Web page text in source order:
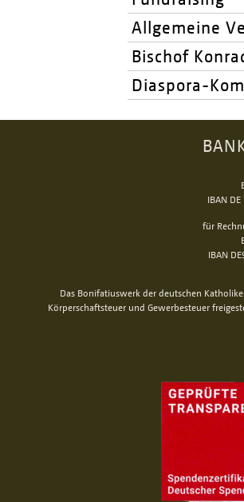
Allgemeine
Bischof
Diaspora-
IBAN
für
IBAN
Das Bonifatiuswerk der deutschen
Körperschaftsteuer und Gewerbesteuer